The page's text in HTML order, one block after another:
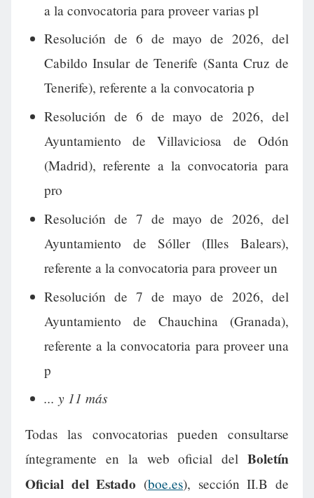
a la convocatoria para proveer varias pl
Resolución de 6 de mayo de 2026, del
Cabildo Insular de Tenerife (Santa Cruz de
Tenerife), referente a la convocatoria p
Resolución de 6 de mayo de 2026, del
Ayuntamiento de Villaviciosa de Odón
(Madrid), referente a la convocatoria para
pro
Resolución de 7 de mayo de 2026, del
Ayuntamiento de Sóller (Illes Balears),
referente a la convocatoria para proveer un
Resolución de 7 de mayo de 2026, del
Ayuntamiento de Chauchina (Granada),
referente a la convocatoria para proveer una
p
... y 11 más
Todas las convocatorias pueden consultarse
íntegramente en la web oficial del Boletín
Oficial del Estado (boe.es), sección II.B de